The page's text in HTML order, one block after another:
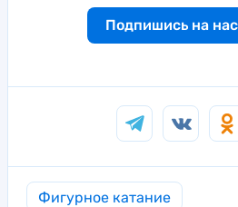
Подпишись на
Фигурное катание